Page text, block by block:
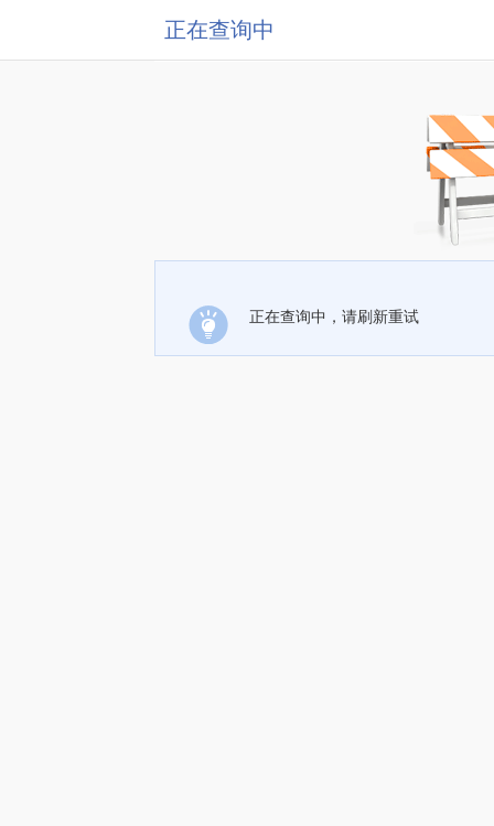
正在查询中
正在查询中，请刷新重试